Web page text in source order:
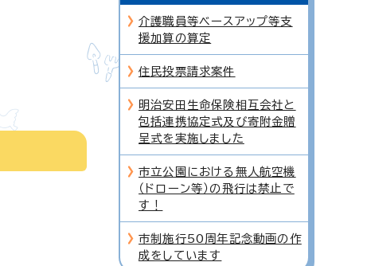
介護職員等ベースアップ等支
援加算の算定
住民投票請求案件
明治安田生命保険相互会社と
包括連携協定式及び寄附金贈
呈式を実施しました
市立公園における無人航空機
（ドローン等）の飛行は禁止で
す！
市制施行50周年記念動画の作
成をしています